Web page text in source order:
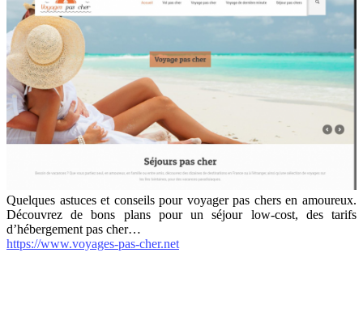
Quelques astuces et conseils pour voyager pas chers en amoureux.
Découvrez de bons plans pour un séjour low-cost, des tarifs
d’hébergement pas cher…
https://www.voyages-pas-cher.net